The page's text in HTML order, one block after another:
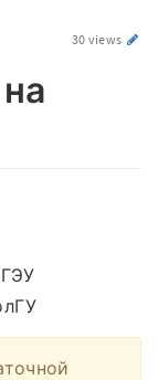
30 views